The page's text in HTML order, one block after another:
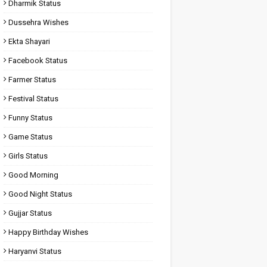
Dharmik Status
Dussehra Wishes
Ekta Shayari
Facebook Status
Farmer Status
Festival Status
Funny Status
Game Status
Girls Status
Good Morning
Good Night Status
Gujjar Status
Happy Birthday Wishes
Haryanvi Status